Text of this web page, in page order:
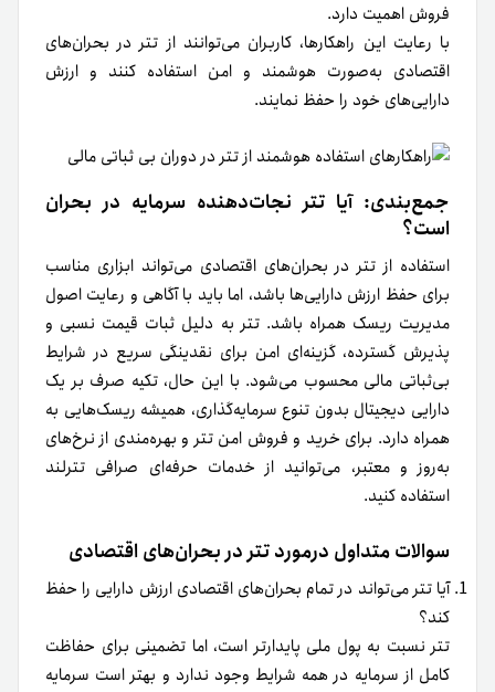
فروش اهمیت دارد.
با رعایت این راهکارها، کاربران می‌توانند از تتر در بحران‌های
اقتصادی به‌صورت هوشمند و امن استفاده کنند و ارزش
دارایی‌های خود را حفظ نمایند.
جمع‌بندی: آیا تتر نجات‌دهنده سرمایه در بحران
است؟
استفاده از تتر در بحران‌های اقتصادی می‌تواند ابزاری مناسب
برای حفظ ارزش دارایی‌ها باشد، اما باید با آگاهی و رعایت اصول
مدیریت ریسک همراه باشد. تتر به دلیل ثبات قیمت نسبی و
پذیرش گسترده، گزینه‌ای امن برای نقدینگی سریع در شرایط
بی‌ثباتی مالی محسوب می‌شود. با این حال، تکیه صرف بر یک
دارایی دیجیتال بدون تنوع سرمایه‌گذاری، همیشه ریسک‌هایی به
همراه دارد. برای خرید و فروش امن تتر و بهره‌مندی از نرخ‌های
به‌روز و معتبر، می‌توانید از خدمات حرفه‌ای صرافی تترلند
استفاده کنید.
سوالات متداول درمورد تتر در بحران‌های اقتصادی
آیا تتر می‌تواند در تمام بحران‌های اقتصادی ارزش دارایی را حفظ
کند؟
تتر نسبت به پول ملی پایدارتر است، اما تضمینی برای حفاظت
کامل از سرمایه در همه شرایط وجود ندارد و بهتر است سرمایه